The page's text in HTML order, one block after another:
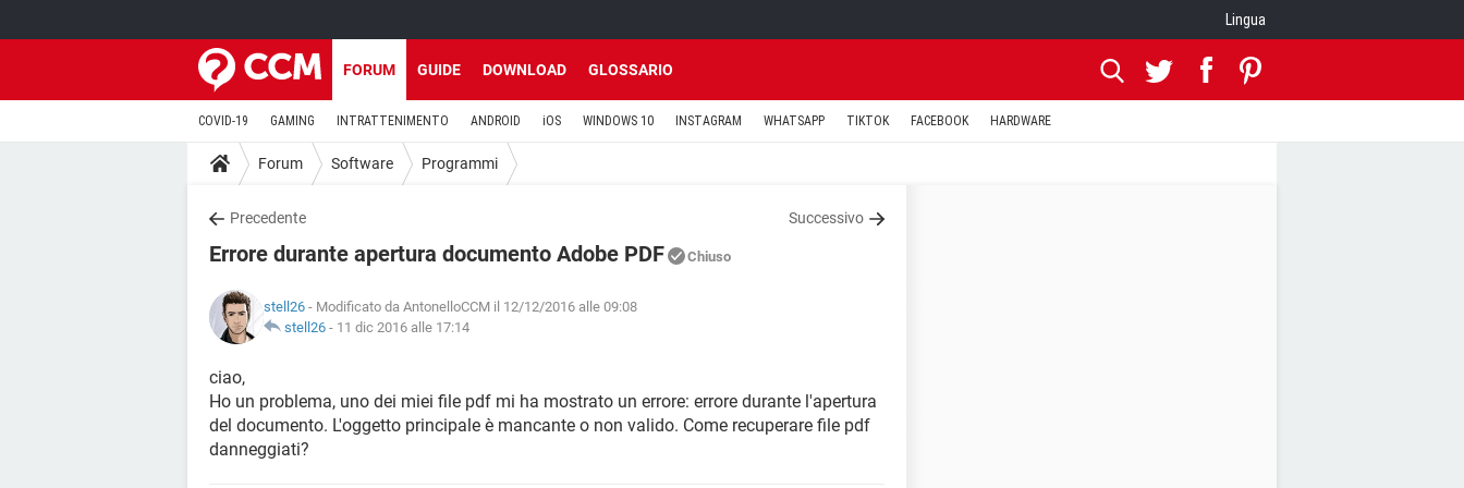
Lingua
FORUM GUIDE DOWNLOAD GLOSSARIO
COVID-19 GAMING INTRATTENIMENTO ANDROID iOS WINDOWS 10 INSTAGRAM WHATSAPP TIKTOK FACEBOOK HARDWARE
Forum Software Programmi
Precedente Successivo
Errore durante apertura documento Adobe PDF Chiuso
stell26 - Modificato da AntonelloCCM il 12/12/2016 alle 09:08
stell26 - 11 dic 2016 alle 17:14
ciao,
Ho un problema, uno dei miei file pdf mi ha mostrato un errore: errore durante l'apertura
del documento. L'oggetto principale è mancante o non valido. Come recuperare file pdf
danneggiati?